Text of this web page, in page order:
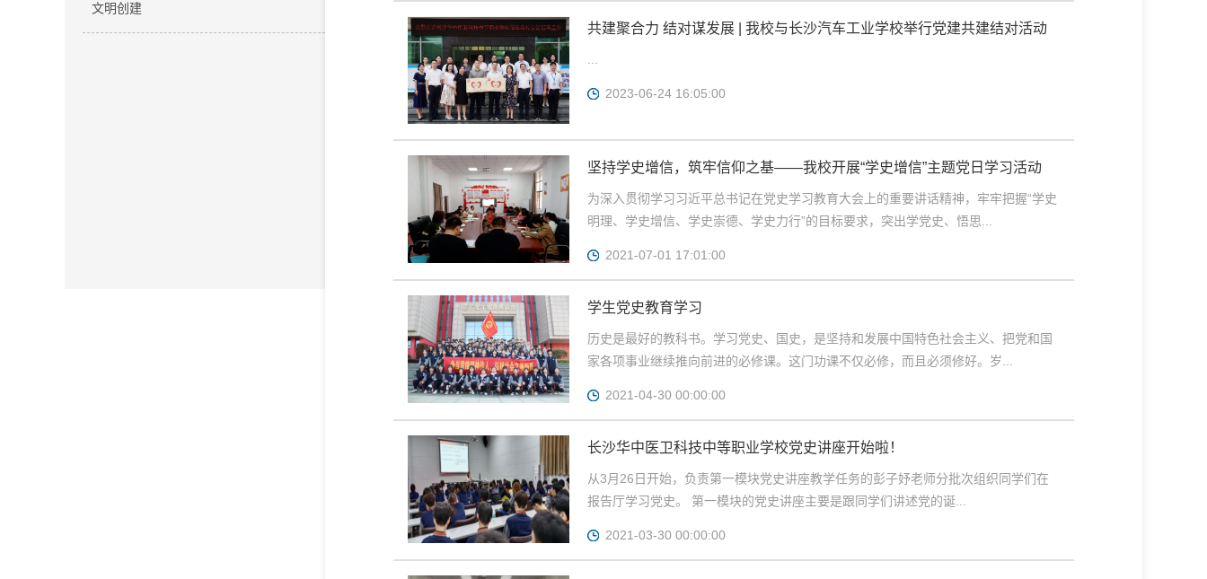
文明创建
共建聚合力 结对谋发展 | 我校与长沙汽车工业学校举行党建共建结对活动
2023-06-24 16:05:00
坚持学史增信，筑牢信仰之基——我校开展“学史增信”主题党日学习活动
为深入贯彻学习习近平总书记在党史学习教育大会上的重要讲话精神，牢牢把握“学史
明理、学史增信、学史崇德、学史力行”的目标要求，突出学党史、悟思...
2021-07-01 17:01:00
学生党史教育学习
历史是最好的教科书。学习党史、国史，是坚持和发展中国特色社会主义、把党和国
家各项事业继续推向前进的必修课。这门功课不仅必修，而且必须修好。岁...
2021-04-30 00:00:00
长沙华中医卫科技中等职业学校党史讲座开始啦！
从3月26日开始，负责第一模块党史讲座教学任务的彭子妤老师分批次组织同学们在
报告厅学习党史。 第一模块的党史讲座主要是跟同学们讲述党的诞...
2021-03-30 00:00:00